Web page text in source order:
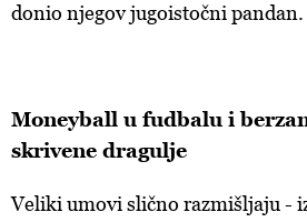
donio njegov jugoistočni pandan.
Moneyball u fudbalu i
skrivene dragulje
Veliki umovi slično razmišljaju -